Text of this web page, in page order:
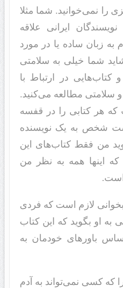
را نمی‌خوانید. شما مثلا
ایرانی علاقه
به زبان ساده یا در مورد
شما خیلی به سلامتی
در ارتباط با
سلامتی مطالعه می‌کنید.
هر کتابی را در قفسه
شخص به یک نویسنده
من فقط کتاب‌های این
که اینها همه به نظر من
است.
لازم است که فردی
به او بگوید که این کتاب
باورهای خودمان به
که کسی نمی‌تواند به آدم